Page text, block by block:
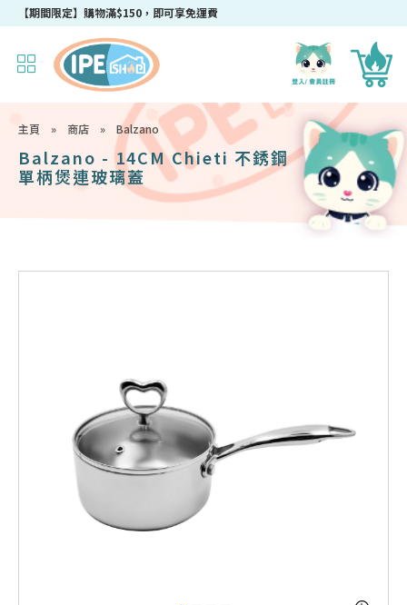
【期間限定】購物滿$150，即可享免運費
成為IPEshop會員，新會員即可獲得迎新$50購物優惠碼！
主頁 » 商店 » Balzano
Balzano - 14CM Chieti 不銹鋼
單柄煲連玻璃蓋